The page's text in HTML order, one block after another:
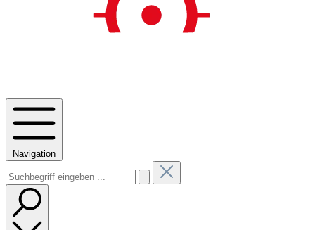
Navigation